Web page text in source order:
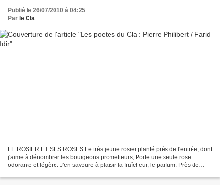
Publié le 26/07/2010 à 04:25
Par le Cla
LE ROSIER ET SES ROSES Le très jeune rosier planté près de l'entrée, dont
j'aime à dénombrer les bourgeons prometteurs, Porte une seule rose
odorante et légère. J'en savoure à plaisir la fraîcheur, le parfum. Près de